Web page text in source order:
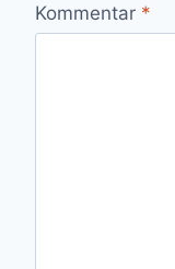
Kommentar *